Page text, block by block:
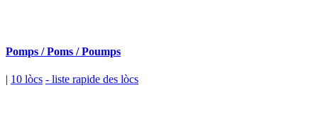
Pomps / Poms / Poumps
| 10 lòcs - liste rapide des lòcs